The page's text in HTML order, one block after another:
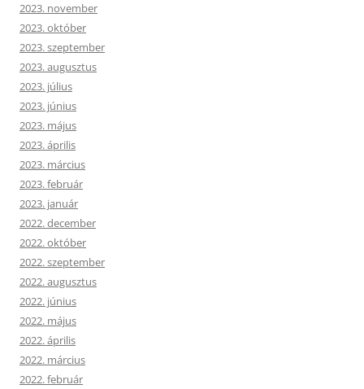
2023. november
2023. október
2023. szeptember
2023. augusztus
2023. július
2023. június
2023. május
2023. április
2023. március
2023. február
2023. január
2022. december
2022. október
2022. szeptember
2022. augusztus
2022. június
2022. május
2022. április
2022. március
2022. február